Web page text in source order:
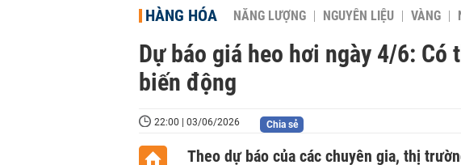
HÀNG HÓA NĂNG LƯỢNG NGUYÊN LIỆU VÀNG
Dự báo giá heo hơi ngày 4/6: Có
biến động
22:00 | 03/06/2026 Chia sẻ
Theo dự báo của các chuyên gia, thị